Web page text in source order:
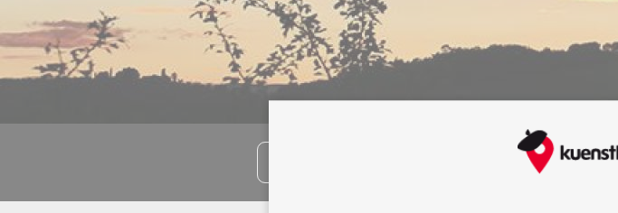
auf die Merkliste